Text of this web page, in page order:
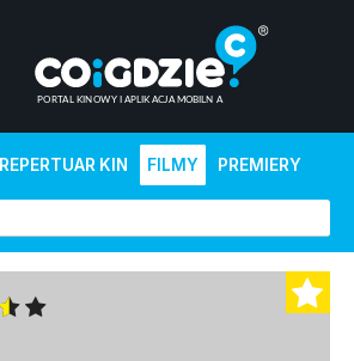
REPERTUAR KIN FILMY PREMIERY